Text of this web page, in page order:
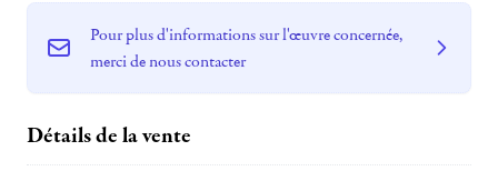
Pour plus d'informations sur l'œuvre concernée,
merci de nous contacter
Détails de la vente